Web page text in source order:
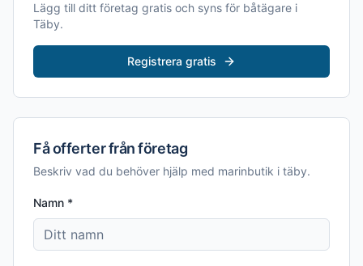
Lägg till ditt företag gratis och syns för båtägare i
Täby.
Registrera gratis
Få offerter från företag
Beskriv vad du behöver hjälp med marinbutik i täby.
Namn *